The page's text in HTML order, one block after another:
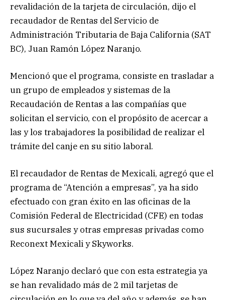
revalidación de la tarjeta de circulación, dijo el
recaudador de Rentas del Servicio de
Administración Tributaria de Baja California (SAT
BC), Juan Ramón López Naranjo.
Mencionó que el programa, consiste en trasladar a
un grupo de empleados y sistemas de la
Recaudación de Rentas a las compañías que
solicitan el servicio, con el propósito de acercar a
las y los trabajadores la posibilidad de realizar el
trámite del canje en su sitio laboral.
El recaudador de Rentas de Mexicali, agregó que el
programa de “Atención a empresas”, ya ha sido
efectuado con gran éxito en las oficinas de la
Comisión Federal de Electricidad (CFE) en todas
sus sucursales y otras empresas privadas como
Reconext Mexicali y Skyworks.
López Naranjo declaró que con esta estrategia ya
se han revalidado más de 2 mil tarjetas de